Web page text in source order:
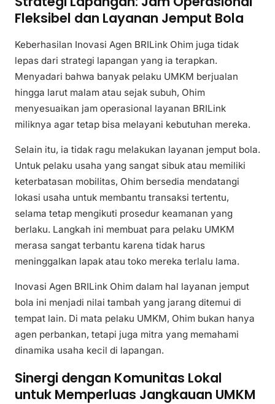
Fleksibel dan Layanan Jemput Bola
Keberhasilan Inovasi Agen BRILink Ohim juga tidak
lepas dari strategi lapangan yang ia terapkan.
Menyadari bahwa banyak pelaku UMKM berjualan
hingga larut malam atau sejak subuh, Ohim
menyesuaikan jam operasional layanan BRILink
miliknya agar tetap bisa melayani kebutuhan mereka.
Selain itu, ia tidak ragu melakukan layanan jemput bola.
Untuk pelaku usaha yang sangat sibuk atau memiliki
keterbatasan mobilitas, Ohim bersedia mendatangi
lokasi usaha untuk membantu transaksi tertentu,
selama tetap mengikuti prosedur keamanan yang
berlaku. Langkah ini membuat para pelaku UMKM
merasa sangat terbantu karena tidak harus
meninggalkan lapak atau toko mereka terlalu lama.
Inovasi Agen BRILink Ohim dalam hal layanan jemput
bola ini menjadi nilai tambah yang jarang ditemui di
tempat lain. Di mata pelaku UMKM, Ohim bukan hanya
agen perbankan, tetapi juga mitra yang memahami
dinamika usaha kecil di lapangan.
Sinergi dengan Komunitas Lokal
untuk Memperluas Jangkauan UMKM